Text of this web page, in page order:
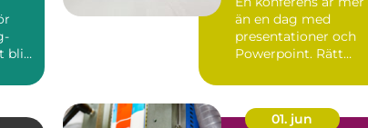
blir
än en dag med
presentationer och
Powerpoint. Rätt
relationer,...
01. jun